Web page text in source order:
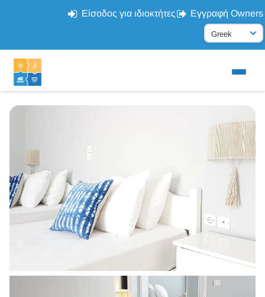
Είσοδος για ιδιοκτήτες Εγγραφή Owners